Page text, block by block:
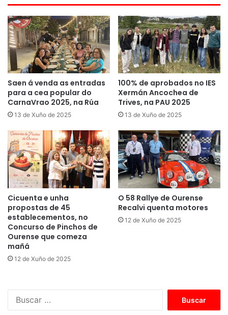
Saen á venda as entradas
para a cea popular do
CarnaVrao 2025, na Rúa
13 de Xuño de 2025
100% de aprobados no IES
Xermán Ancochea de
Trives, na PAU 2025
13 de Xuño de 2025
Cicuenta e unha
propostas de 45
establecementos, no
Concurso de Pinchos de
Ourense que comeza
mañá
12 de Xuño de 2025
O 58 Rallye de Ourense
Recalvi quenta motores
12 de Xuño de 2025